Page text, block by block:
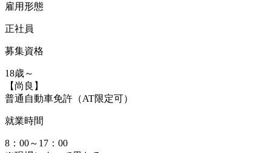
雇用形態
正社員
募集資格
18歳～
【尚良】
普通自動車免許（AT限定可）
就業時間
8：00～17：00